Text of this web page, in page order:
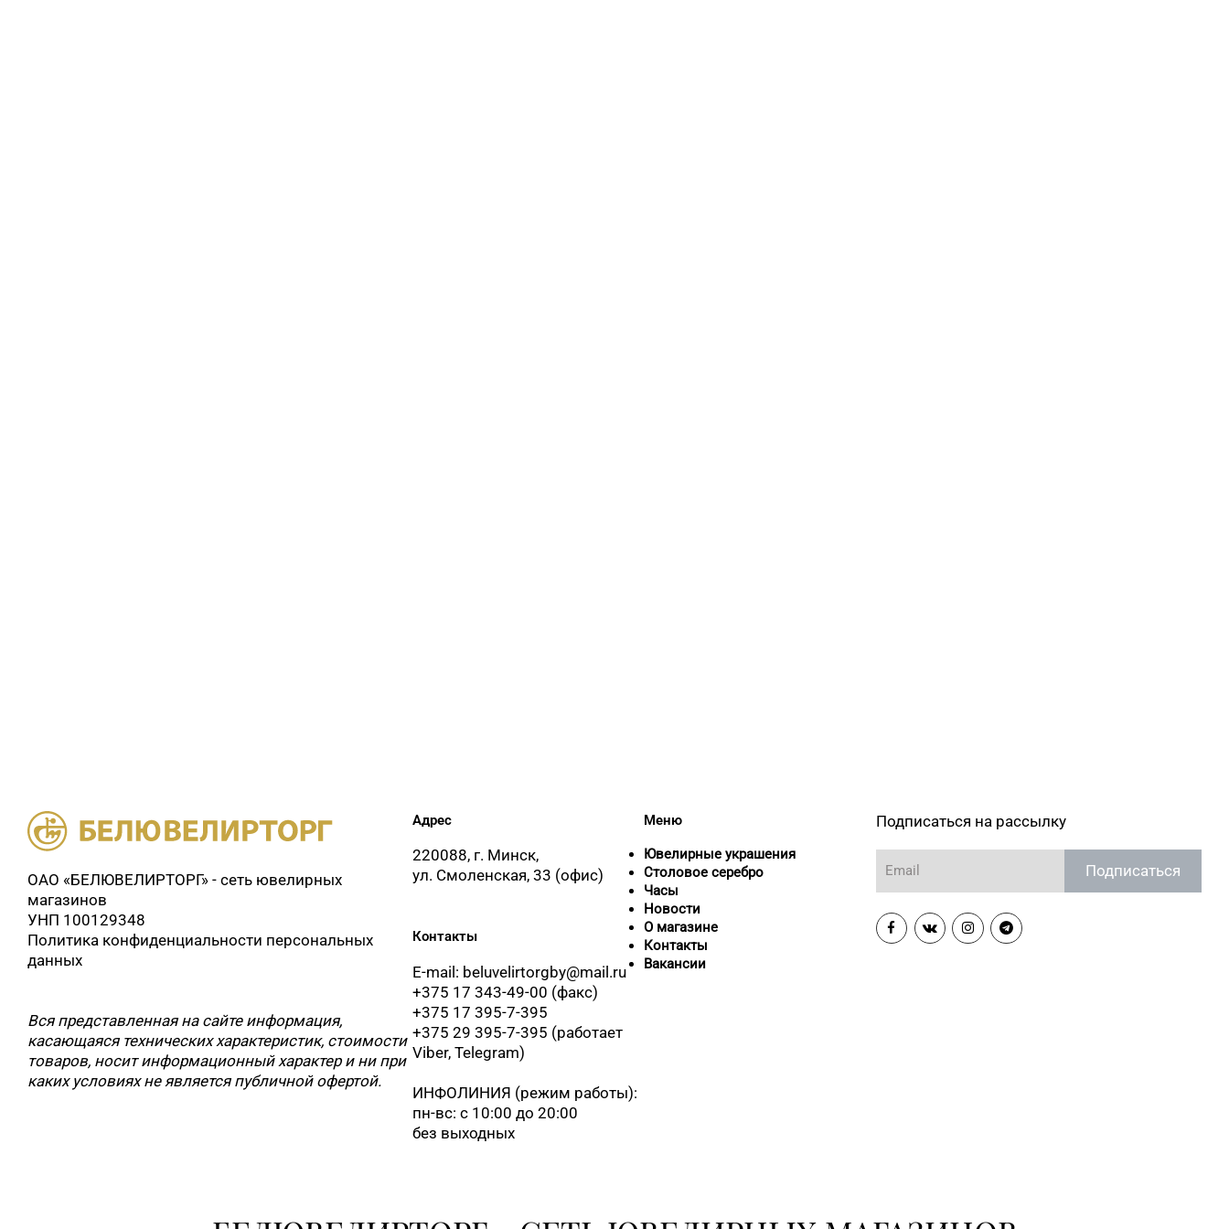
ОАО «БЕЛЮВЕЛИРТОРГ» - сеть ювелирных
магазинов
УНП 100129348
Политика конфиденциальности персональных
данных
Вся представленная на сайте информация,
касающаяся технических характеристик, стоимости
товаров, носит информационный характер и ни при
каких условиях не является публичной офертой.
Адрес
220088, г. Минск,
ул. Смоленская, 33 (офис)
Контакты
E-mail: beluvelirtorgby@mail.ru
+375 17 343-49-00 (факс)
+375 17 395-7-395
+375 29 395-7-395 (работает
Viber, Telegram)
ИНФОЛИНИЯ (режим работы):
пн-вс: с 10:00 до 20:00
без выходных
Меню
Ювелирные украшения
Столовое серебро
Часы
Новости
О магазине
Контакты
Вакансии
Подписаться на рассылку
Подписаться